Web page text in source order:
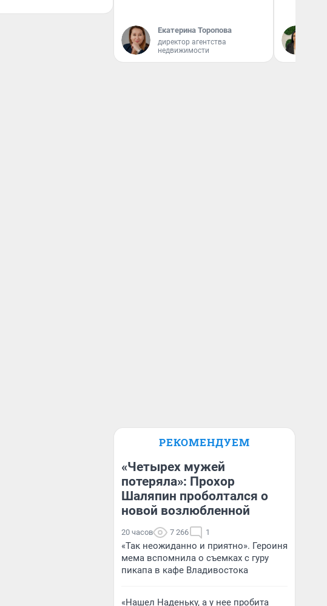
Екатерина Торопова
директор агентства
недвижимости
РЕКОМЕНДУЕМ
«Четырех мужей
потеряла»: Прохор
Шаляпин проболтался о
новой возлюбленной
20 часов 7 266 1
«Так неожиданно и приятно». Героиня
мема вспомнила о съемках с гуру
пикапа в кафе Владивостока
«Нашел Наденьку, а у нее пробита